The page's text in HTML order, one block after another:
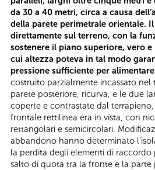
da 30 a 40 metri, circa a causa
della parete perimetrale orientale.
direttamente sul terreno, con la
sostenere il piano superiore, vero
cui altezza poteva in tal modo
pressione sufficiente per
costruito parzialmente incassato
parete posteriore, ricurva, e le due
coperte e contrastate dal
frontale rettilinea era in vista, con
rettangolari e semicircolari.
abbandono hanno determinato
la perdita degli elementi di
salto di quota tra la fronte e la parte